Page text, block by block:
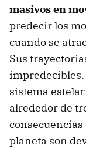
masivos en
predecir los
cuando se
Sus
sistema
alrededor de
planeta son